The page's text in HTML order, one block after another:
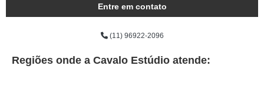
Entre em contato
(11) 96922-2096
Regiões onde a Cavalo Estúdio atende: